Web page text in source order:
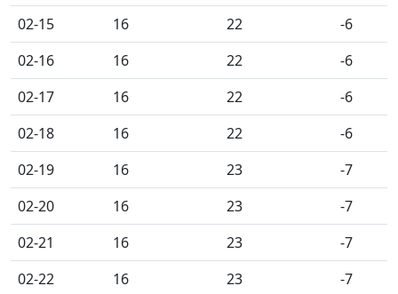
02-15
16 22
-6
02-16
16 22
-6
02-17
16 22
-6
02-18
16 22
-6
02-19
16 23
-7
02-20
16 23
-7
02-21
16 23
-7
02-22
16 23
-7